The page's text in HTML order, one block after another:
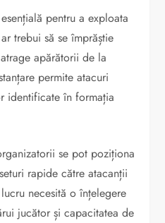
pentru a exploata
trebui să se împrăștie
apărătorii de la
permite atacuri
identificate în formația
se pot poziționa
rapide către atacanții
necesită o înțelegere
jucător și capacitatea de